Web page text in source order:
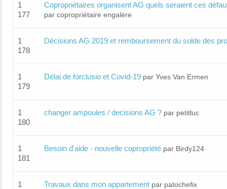
1
177
Copropriétaires organisent AG quels seraient ces
par copropriétaire engalère
1
178
Décisions AG 2019 et remboursement du solde des
1
179
Délai de forclusio et Covid-19 par Yves Van Ermen
1
180
changer ampoules / decisions AG ? par petitluc
1
181
Besoin d'aide - nouvelle copropriété par Birdy124
1
Travaux dans mon appartement par patochefix